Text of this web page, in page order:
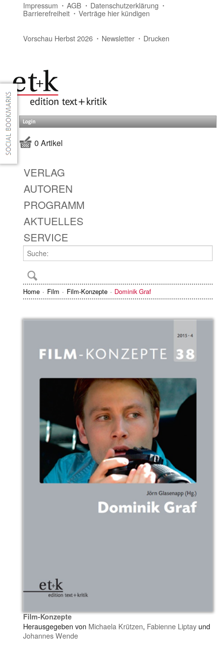
Impressum AGB Datenschutzerklärung
Barrierefreiheit Verträge hier kündigen
Vorschau Herbst 2026 Newsletter Drucken
Login
0 Artikel
VERLAG
AUTOREN
PROGRAMM
AKTUELLES
SERVICE
Home Film Film-Konzepte Dominik Graf
Film-Konzepte
Herausgegeben von Michaela Krützen, Fabienne Liptay und
Johannes Wende